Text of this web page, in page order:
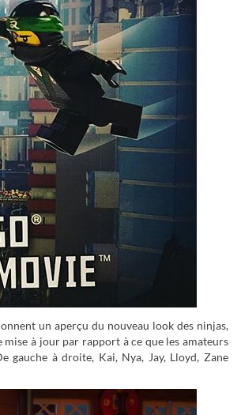
un aperçu du nouveau look des ninjas,
à jour par rapport à ce que les amateurs
gauche à droite, Kai, Nya, Jay, Lloyd, Zane